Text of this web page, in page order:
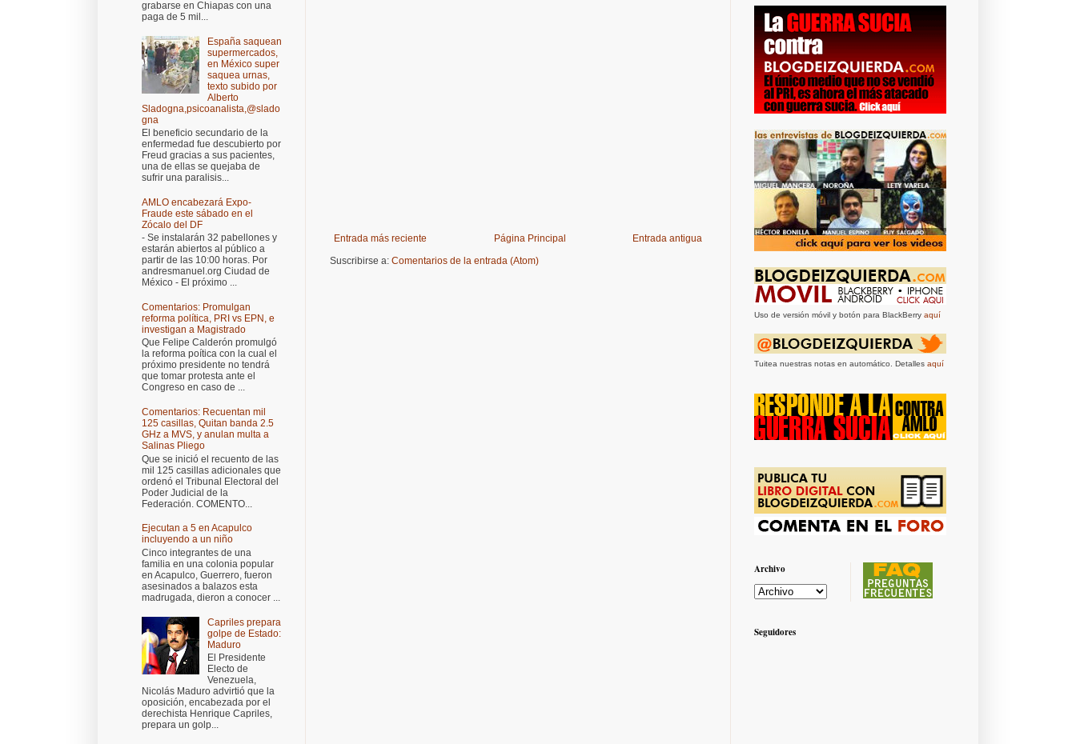
Entrada más reciente Entrada antigua
Página Principal
Suscribirse a: Comentarios de la entrada (Atom)
grabarse en Chiapas con una
paga de 5 mil...
España saquean
supermercados,
en México super
saquea urnas,
texto subido por
Alberto
Sladogna,psicoanalista,@slado
gna
El beneficio secundario de la
enfermedad fue descubierto por
Freud gracias a sus pacientes,
una de ellas se quejaba de
sufrir una paralisis...
AMLO encabezará Expo-
Fraude este sábado en el
Zócalo del DF
- Se instalarán 32 pabellones y
estarán abiertos al público a
partir de las 10:00 horas. Por
andresmanuel.org Ciudad de
México - El próximo ...
Comentarios: Promulgan
reforma política, PRI vs EPN, e
investigan a Magistrado
Que Felipe Calderón promulgó
la reforma poítica con la cual el
próximo presidente no tendrá
que tomar protesta ante el
Congreso en caso de ...
Comentarios: Recuentan mil
125 casillas, Quitan banda 2.5
GHz a MVS, y anulan multa a
Salinas Pliego
Que se inició el recuento de las
mil 125 casillas adicionales que
ordenó el Tribunal Electoral del
Poder Judicial de la
Federación. COMENTO...
Ejecutan a 5 en Acapulco
incluyendo a un niño
Cinco integrantes de una
familia en una colonia popular
en Acapulco, Guerrero, fueron
asesinados a balazos esta
madrugada, dieron a conocer ...
Capriles prepara
golpe de Estado:
Maduro
El Presidente
Electo de
Venezuela,
Nicolás Maduro advirtió que la
oposición, encabezada por el
derechista Henrique Capriles,
prepara un golp...
Uso de versión móvil y botón para BlackBerry aquí
Tuitea nuestras notas en automático. Detalles aquí
Archivo
Seguidores